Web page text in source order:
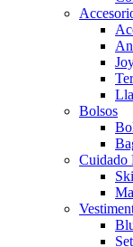
Bolsos
Cuidado